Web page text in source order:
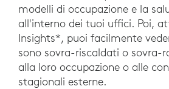
modelli di occupazione e la
all'interno dei tuoi uffici. Poi,
Insights*, puoi facilmente
sono sovra-riscaldati o sovra-
alla loro occupazione o alle
stagionali esterne.